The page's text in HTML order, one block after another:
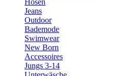
Hosen
Jeans
Outdoor
Bademode
Swimwear
New Born
Accessoires
Jungs 3-14